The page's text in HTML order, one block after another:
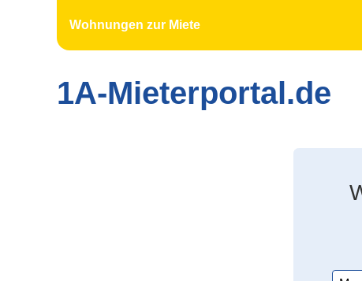
Wohnungen zur Miete
1A-Mieterportal.de